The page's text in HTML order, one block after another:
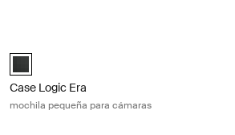
Case Logic Era Small Camera Backpack
Case Logic Era
mochila pequeña para cámaras